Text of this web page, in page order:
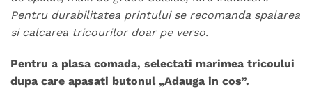
Pentru durabilitatea printului se recomanda spalarea
si calcarea tricourilor doar pe verso.
Pentru a plasa comada, selectati marimea tricoului
dupa care apasati butonul „Adauga in cos”.